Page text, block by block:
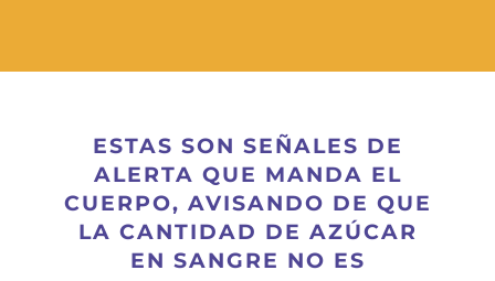
ESTAS SON SEÑALES DE
ALERTA QUE MANDA EL
CUERPO, AVISANDO DE QUE
LA CANTIDAD DE AZÚCAR
EN SANGRE NO ES